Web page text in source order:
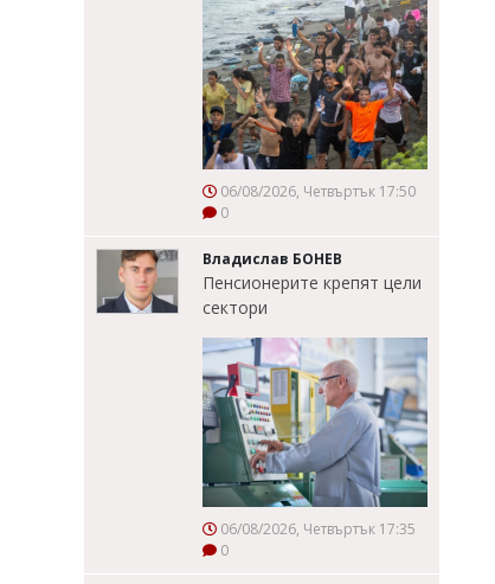
06/08/2026, Четвъртък 17:50
0
Владислав БОНЕВ
Пенсионерите крепят цели
сектори
06/08/2026, Четвъртък 17:35
0